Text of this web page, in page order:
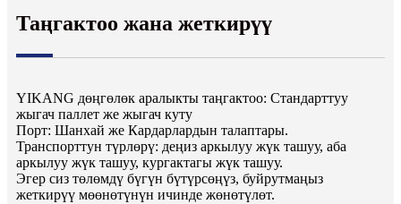
Таңгактоо жана жеткирүү
YIKANG дөңгөлөк аралыкты таңгактоо: Стандарттуу
жыгач паллет же жыгач куту
Порт: Шанхай же Кардарлардын талаптары.
Транспорттун түрлөрү: деңиз аркылуу жүк ташуу, аба
аркылуу жүк ташуу, кургактагы жүк ташуу.
Эгер сиз төлөмдү бүгүн бүтүрсөңүз, буйрутмаңыз
жеткирүү мөөнөтүнүн ичинде жөнөтүлөт.